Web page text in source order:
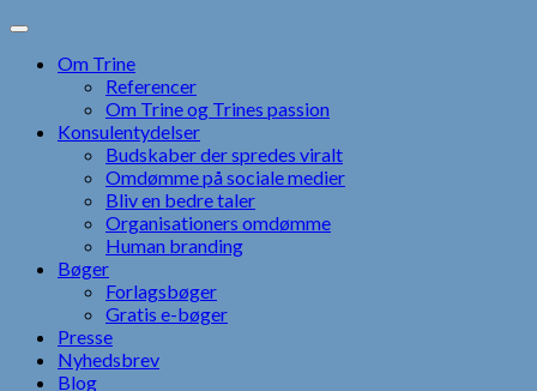
Skip
contentOm Trine
Referencer
Om Trine og Trines passion
Konsulentydelser
Budskaber der spredes viralt
Omdømme på sociale medier
Bliv en bedre taler
Organisationers omdømme
Human branding
Bøger
Forlagsbøger
Gratis e-bøger
Presse
Nyhedsbrev
Blog